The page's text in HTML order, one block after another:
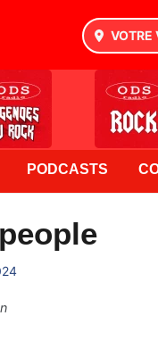
VOTRE
PODCASTS